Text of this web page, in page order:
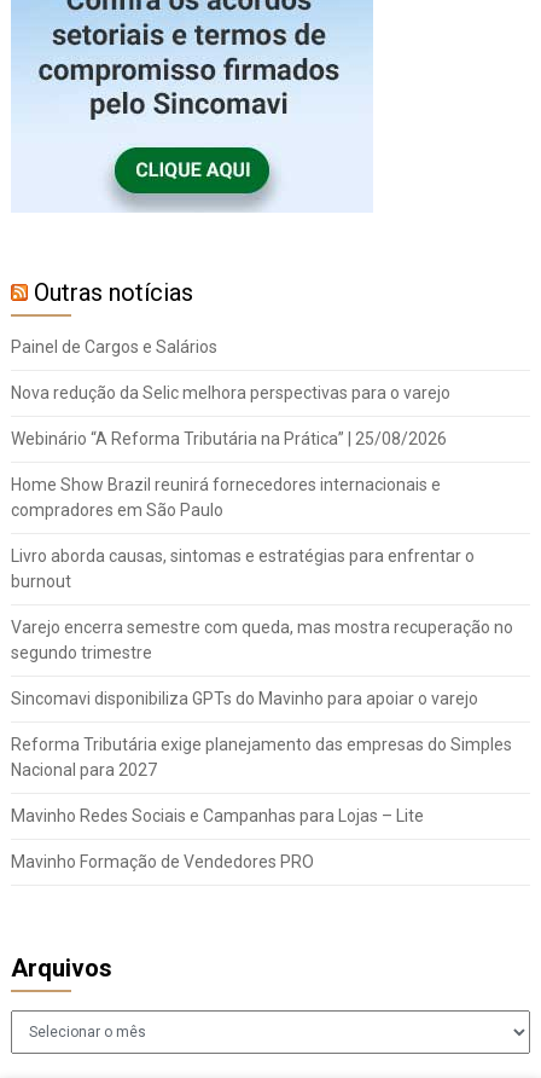
Outras notícias
Painel de Cargos e Salários
Nova redução da Selic melhora perspectivas para o varejo
Webinário “A Reforma Tributária na Prática” | 25/08/2026
Home Show Brazil reunirá fornecedores internacionais e
compradores em São Paulo
Livro aborda causas, sintomas e estratégias para enfrentar o
burnout
Varejo encerra semestre com queda, mas mostra recuperação no
segundo trimestre
Sincomavi disponibiliza GPTs do Mavinho para apoiar o varejo
Reforma Tributária exige planejamento das empresas do Simples
Nacional para 2027
Mavinho Redes Sociais e Campanhas para Lojas – Lite
Mavinho Formação de Vendedores PRO
Arquivos
Arquivos